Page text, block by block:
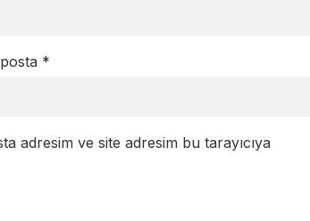
*
adresim ve site adresim bu tarayıcıya